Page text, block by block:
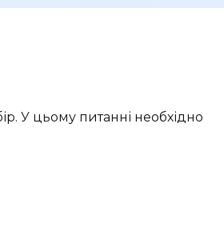
У цьому питанні необхідно